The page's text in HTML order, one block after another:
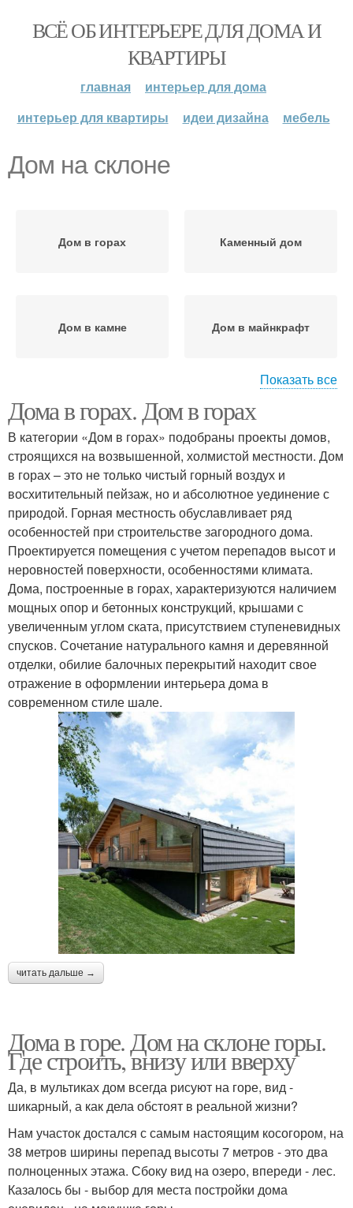
ВСЁ ОБ ИНТЕРЬЕРЕ ДЛЯ ДОМА И
КВАРТИРЫ
главная
интерьер для дома
интерьер для квартиры
идеи дизайна мебель
Дом на склоне
Дом в горах Каменный дом
Дом в камне Дом в майнкрафт
Стартовый дом Деревянный дом
Дом на сваях Архитектуры на склоне
Дом на уклоне Современный дом
Показать все
Дома в горах. Дом в горах
В категории «Дом в горах» подобраны проекты домов,
строящихся на возвышенной, холмистой местности. Дом
в горах – это не только чистый горный воздух и
восхитительный пейзаж, но и абсолютное уединение с
природой. Горная местность обуславливает ряд
особенностей при строительстве загородного дома.
Проектируется помещения с учетом перепадов высот и
неровностей поверхности, особенностями климата.
Дома, построенные в горах, характеризуются наличием
мощных опор и бетонных конструкций, крышами с
увеличенным углом ската, присутствием ступеневидных
спусков. Сочетание натурального камня и деревянной
отделки, обилие балочных перекрытий находит свое
отражение в оформлении интерьера дома в
современном стиле шале.
читать дальше →
Дома в горе. Дом на склоне горы.
Где строить, внизу или вверху
Да, в мультиках дом всегда рисуют на горе, вид -
шикарный, а как дела обстоят в реальной жизни?
Нам участок достался с самым настоящим косогором, на
38 метров ширины перепад высоты 7 метров - это два
полноценных этажа. Сбоку вид на озеро, впереди - лес.
Казалось бы - выбор для места постройки дома